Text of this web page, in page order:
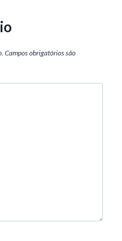
Campos obrigatórios são